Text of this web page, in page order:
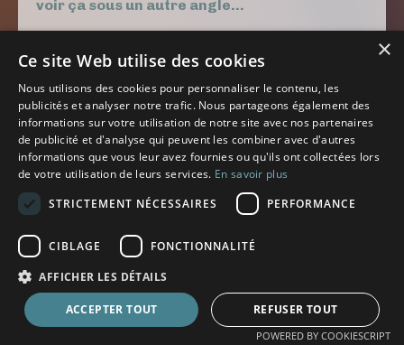
voir ça sous un autre angle...
que tu pourras utiliser dans ton quotidien
pour que tes boulets aillent moins d'emprise
sur toi.
Capsule #10: Savais-tu que tu te programmes
à tous les jours vers un futur que tu te
crées.... peut-être est-il temps de choisir ce
que tu veux manifester ?
Capsule #11: Tout dépend d'où tu regardes,
car il y a du beau dans tout, même dans la
mort, même la mort tragique...
Capsule #12: Les rôles de nos animaux et
×
Ce site Web utilise des cookies
Nous utilisons des cookies pour personnaliser le contenu, les
publicités et analyser notre trafic. Nous partageons également des
informations sur votre utilisation de notre site avec nos partenaires
de publicité et d'analyse qui peuvent les combiner avec d'autres
informations que vous leur avez fournies ou qu'ils ont collectées lors
de votre utilisation de leurs services. En savoir plus
STRICTEMENT NÉCESSAIRES
PERFORMANCE
CIBLAGE FONCTIONNALITÉ
AFFICHER LES DÉTAILS
ACCEPTER TOUT REFUSER TOUT
POWERED BY COOKIESCRIPT